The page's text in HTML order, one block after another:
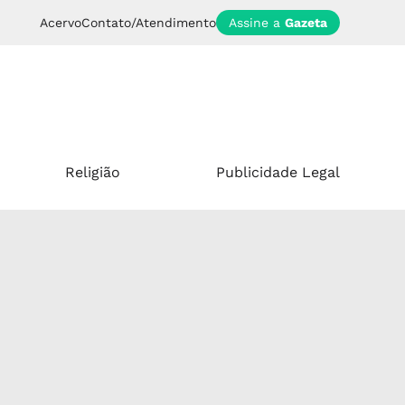
AcervoContato/Atendimento Assine a Gazeta
Religião Publicidade Legal